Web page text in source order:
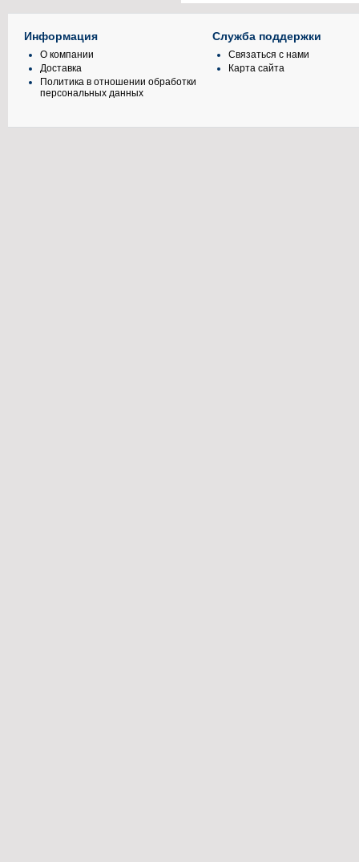
Информация
О компании
Доставка
Политика в отношении обработки
персональных данных
Служба поддержки
Связаться с нами
Карта сайта